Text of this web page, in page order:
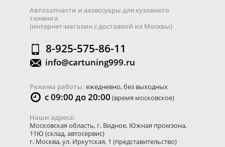
Автозапчасти и аксессуары для кузовного
тюнинга
(интернет-магазин с доставкой из Москвы)
8-925-575-86-11
info@cartuning999.ru
Режима работы: ежедневно, без выходных
с 09:00 до 20:00 (время московское)
Наши адреса:
Московская область, г. Видное, Южная промзона,
11Ю (склад, автосервис)
г. Москва,ул. Иркутская, 1 (представительство)